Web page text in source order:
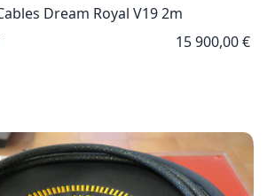
Dream Royal V19 2m
15 900,00 €